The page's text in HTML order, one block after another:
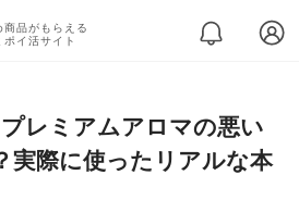
商品がもらえる
ポイ活サイト
レミアムアロマの悪い
実際に使ったリアルな本